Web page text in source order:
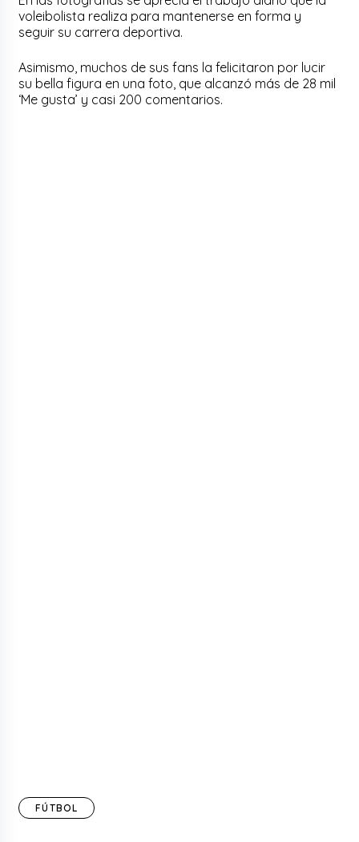
voleibolista realiza para mantenerse en forma y
seguir su carrera deportiva.
Asimismo, muchos de sus fans la felicitaron por lucir
su bella figura en una foto, que alcanzó más de 28 mil
‘Me gusta’ y casi 200 comentarios.
FÚTBOL